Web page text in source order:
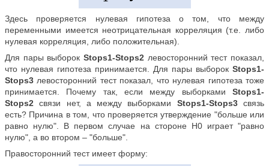
Здесь проверяется нулевая гипотеза о том, что между
переменными имеется неотрицательная корреляция (т.е. либо
нулевая корреляция, либо положительная).
Для пары выборок Stops1-Stops2 левосторонний тест показал,
что нулевая гипотеза принимается. Для пары выборок Stops1-
Stops3 левосторонний тест показал, что нулевая гипотеза тоже
принимается. Почему так, если между выборками Stops1-
Stops2 связи нет, а между выборками Stops1-Stops3связь
есть? Причина в том, что проверяется утверждение "больше или
равно нулю". В первом случае на стороне H0 играет "равно
нулю", а во втором – "больше".
Правосторонний тест имеет форму: